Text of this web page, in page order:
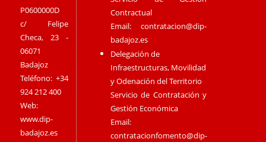
P0600000D
c/ Felipe
Checa, 23 -
06071
Badajoz
Teléfono: +34
924 212 400
Web:
www.dip-
badajoz.es
Contractual
Email:contratacion@dip-
badajoz.es
Delegación de
Infraestructuras, Movilidad
y Odenación del Territorio
Servicio de Contratación y
Gestión Económica
Email:
contratacionfomento@dip-